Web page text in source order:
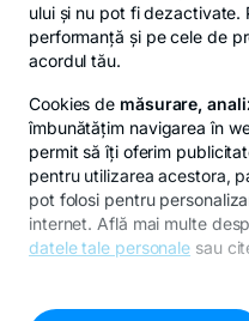
Privacy Hub Politica
© Copyright 2026
ului și nu pot fi dezactivate.
performanță și pe cele de
acordul tău.
Cookies de măsurare,
îmbunătățim navigarea în
permit să îți oferim
pentru utilizarea acestora,
pot folosi pentru
internet. Află mai multe
datele tale personale sau
cookies"